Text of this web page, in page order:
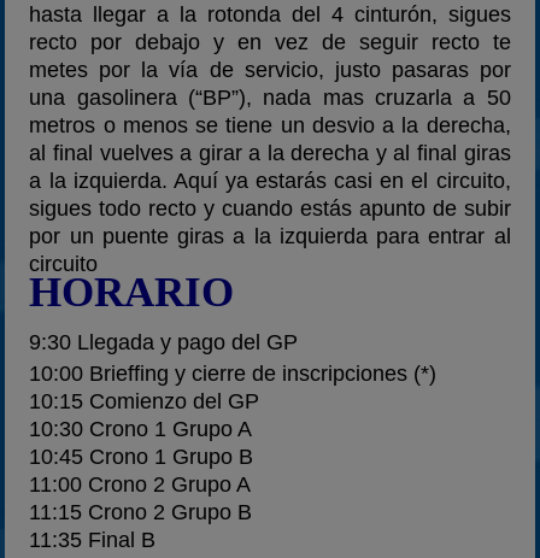
hasta llegar a la rotonda del 4 cinturón, sigues
recto por debajo y en vez de seguir recto te
metes por la vía de servicio, justo pasaras por
una gasolinera (“BP”), nada mas cruzarla a 50
metros o menos se tiene un desvio a la derecha,
al final vuelves a girar a la derecha y al final giras
a la izquierda. Aquí ya estarás casi en el circuito,
sigues todo recto y cuando estás apunto de subir
por un puente giras a la izquierda para entrar al
circuito
HORARIO
9:30 Llegada y pago del GP
10:00 Brieffing y cierre de inscripciones (*)
10:15 Comienzo del GP
10:30 Crono 1 Grupo A
10:45 Crono 1 Grupo B
11:00 Crono 2 Grupo A
11:15 Crono 2 Grupo B
11:35 Final B